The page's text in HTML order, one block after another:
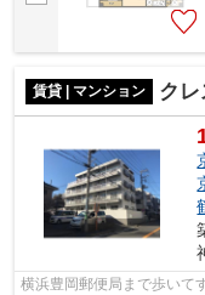
賃貸 | マンション ク
横浜豊岡郵便局まで歩いて